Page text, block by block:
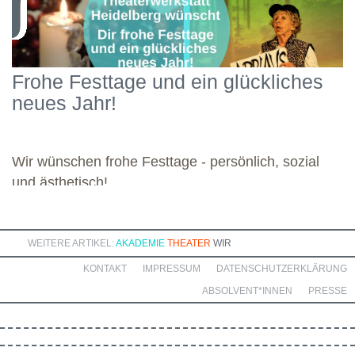
Konzepten über Bedürfnistheorien bis hin zu Themen wie
Regulation und Self-Compassion. Mit großer Motivation und
Engagement widmete sich die Gruppe diesen vielseitigen
Schwerpunkten und legte damit einen starken Grundstein für die
kommenden Module. Günther wünscht allen weiteren
Dozierenden viel Freude bei ihren Modulen sowie eine ebenso
Frohe Festtage und ein glückliches
neues Jahr!
Wir wünschen frohe Festtage - persönlich, sozial
und ästhetisch!
WEITERE ARTIKEL: AKADEMIE THEATER WIR
DATENSCHUTZERKLÄRUNG
IMPRESSUM
KONTAKT
PRESSE
ABSOLVENT*INNEN